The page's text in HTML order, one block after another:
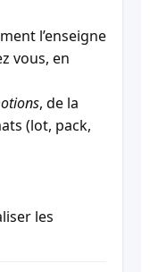
l’enseigne
vous, en
, de la
(lot, pack,
les